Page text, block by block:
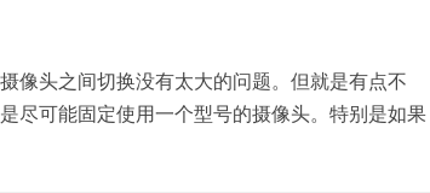
像头之间切换没有太大的问题。但就是有点不
尽可能固定使用一个型号的摄像头。特别是如果